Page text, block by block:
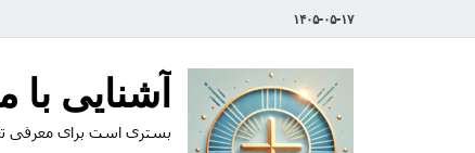
۱۴۰۵-۰۵-۱۷
آشنایی
بستری است برای معرفی